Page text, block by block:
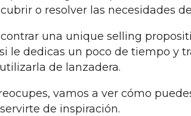
o resolver las necesidades
una unique selling
le dedicas un poco de tiempo y
de lanzadera.
vamos a ver cómo
de inspiración.